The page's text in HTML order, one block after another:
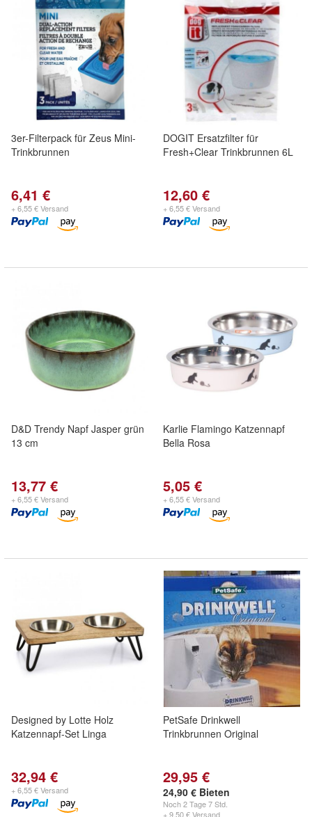
3er-Filterpack für Zeus Mini-
Trinkbrunnen
6,41 €
+ 6,55 € Versand
DOGIT Ersatzfilter für
Fresh+Clear Trinkbrunnen 6L
12,60 €
+ 6,55 € Versand
D&D Trendy Napf Jasper grün
13 cm
13,77 €
+ 6,55 € Versand
Karlie Flamingo Katzennapf
Bella Rosa
5,05 €
+ 6,55 € Versand
Designed by Lotte Holz
Katzennapf-Set Linga
32,94 €
+ 6,55 € Versand
PetSafe Drinkwell
Trinkbrunnen Original
29,95 €
24,90 € Bieten
Noch2 Tage 7 Std.
+ 9,50 € Versand